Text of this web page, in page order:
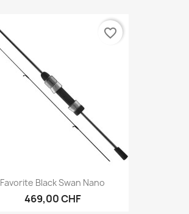
Favorite Black Swan Nano
469,00 CHF
favorite_border